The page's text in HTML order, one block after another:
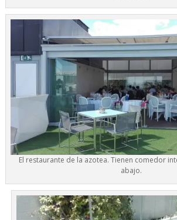
El restaurante de la azotea. Tienen comedor
abajo.